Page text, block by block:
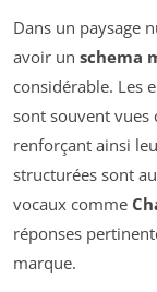
Dans un paysage
avoir un schema
considérable. Les
sont souvent vues
renforçant ainsi
structurées sont
vocaux comme
réponses
marque.